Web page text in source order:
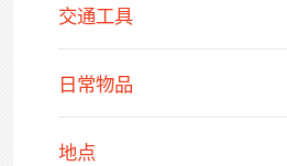
交通工具
日常物品
地点